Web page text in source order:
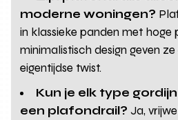
moderne woningen?
in klassieke panden met hoge
minimalistisch design geven
eigentijdse twist.
Kun je elk type
een plafondrail? Ja,